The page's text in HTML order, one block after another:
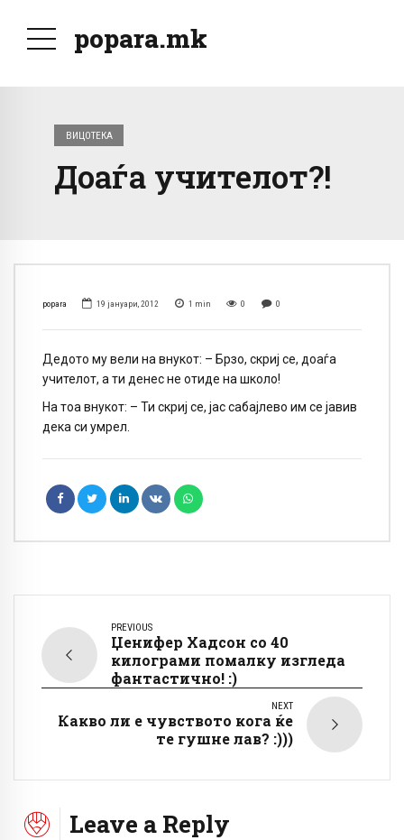
popara.mk
ВИЦОТЕКА
Доаѓа учителот?!
popara 19 јануари, 2012 1 min 0 0
Дедото му вели на внукот: – Брзо, скриј се, доаѓа
учителот, а ти денес не отиде на школо!
На тоа внукот: – Ти скриј се, јас сабајлево им се јавив
дека си умрел.
PREVIOUS
Џенифер Хадсон со 40
килограми помалку изгледа
фантастично! :)
NEXT
Какво ли е чувството кога ќе
те гушне лав? :)))
Leave a Reply